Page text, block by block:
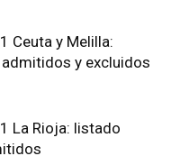
Ceuta y Melilla:
y excluidos
La Rioja: listado